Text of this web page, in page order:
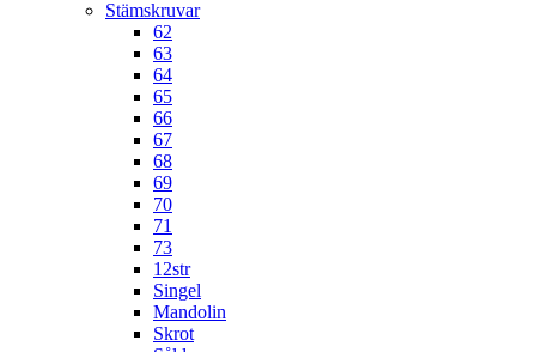
Stämskruvar
62
63
64
65
66
67
68
69
70
71
73
12str
Singel
Mandolin
Skrot